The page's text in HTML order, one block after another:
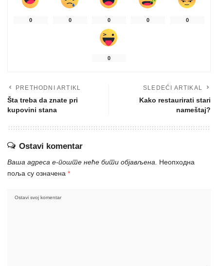
0 0 0 0 0
0
PRETHODNI ARTIKL
Šta treba da znate pri
kupovini stana
SLEDEĆI ARTIKAL
Kako restaurirati stari
nameštaj?
Ostavi komentar
Ваша адреса е-поште неће бити објављена.
Неопходна
поља су означена *